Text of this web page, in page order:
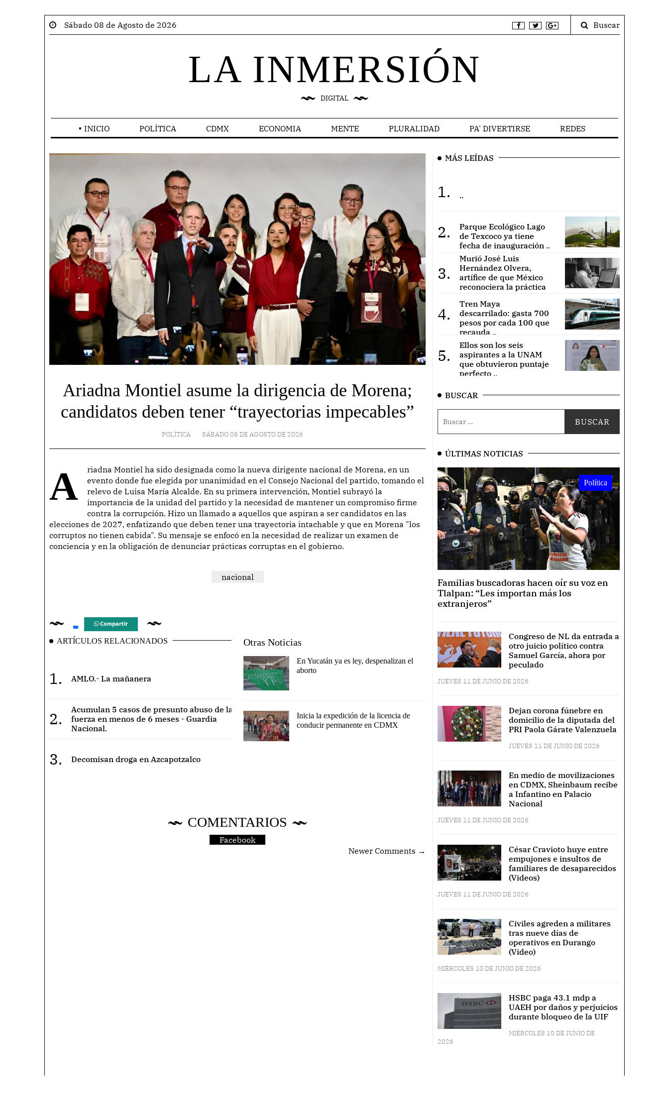
Sábado 08 de Agosto de 2026 Buscar
LA INMERSIÓN
DIGITAL
INICIO POLÍTICA CDMX ECONOMIA MENTE PLURALIDAD PA' DIVERTIRSE REDES
Ariadna Montiel asume la dirigencia de Morena;
candidatos deben tener “trayectorias impecables”
POLÍTICA SÁBADO 08 DE AGOSTO DE 2026
Ariadna Montiel ha sido designada como la nueva dirigente nacional de Morena, en un
evento donde fue elegida por unanimidad en el Consejo Nacional del partido, tomando el
relevo de Luisa María Alcalde. En su primera intervención, Montiel subrayó la
importancia de la unidad del partido y la necesidad de mantener un compromiso firme
contra la corrupción. Hizo un llamado a aquellos que aspiran a ser candidatos en las
elecciones de 2027, enfatizando que deben tener una trayectoria intachable y que en Morena "los
corruptos no tienen cabida". Su mensaje se enfocó en la necesidad de realizar un examen de
conciencia y en la obligación de denunciar prácticas corruptas en el gobierno.
nacional
Compartir
ARTÍCULOS RELACIONADOS
1. AMLO.- La mañanera
2.
Acumulan 5 casos de presunto abuso de la
fuerza en menos de 6 meses - Guardia
Nacional.
3. Decomisan droga en Azcapotzalco
Otras Noticias
En Yucatán ya es ley, despenalizan el
aborto
Inicia la expedición de la licencia de
conducir permanente en CDMX
COMENTARIOS
Facebook
Newer Comments →
MÁS LEÍDAS
1. ..
2.
Parque Ecológico Lago
de Texcoco ya tiene
fecha de inauguración ..
3.
Murió José Luis
Hernández Olvera,
artífice de que México
reconociera la práctica
4.
Tren Maya
descarrilado: gasta 700
pesos por cada 100 que
recauda ..
5.
Ellos son los seis
aspirantes a la UNAM
que obtuvieron puntaje
perfecto ..
BUSCAR
ÚLTIMAS NOTICIAS
Política
Familias buscadoras hacen oír su voz en
Tlalpan: “Les importan más los
extranjeros”
Congreso de NL da entrada a
otro juicio político contra
Samuel García, ahora por
peculado
JUEVES 11 DE JUNIO DE 2026
Dejan corona fúnebre en
domicilio de la diputada del
PRI Paola Gárate Valenzuela
JUEVES 11 DE JUNIO DE 2026
En medio de movilizaciones
en CDMX, Sheinbaum recibe
a Infantino en Palacio
Nacional
JUEVES 11 DE JUNIO DE 2026
César Cravioto huye entre
empujones e insultos de
familiares de desaparecidos
(Videos)
JUEVES 11 DE JUNIO DE 2026
Civiles agreden a militares
tras nueve días de
operativos en Durango
(Video)
MIÉRCOLES 10 DE JUNIO DE 2026
HSBC paga 43.1 mdp a
UAEH por daños y perjuicios
durante bloqueo de la UIF
MIÉRCOLES 10 DE JUNIO DE
2026